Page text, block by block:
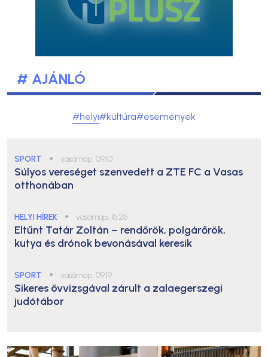
# AJÁNLÓ
#helyi#kultúra#események
SPORT ● vasárnap, 09:10
Súlyos vereséget szenvedett a ZTE FC a Vasas
otthonában
HELYI HÍREK ● vasárnap, 16:26
Eltűnt Tatár Zoltán – rendőrök, polgárőrök,
kutya és drónok bevonásával keresik
SPORT ● vasárnap, 09:19
Sikeres övvizsgával zárult a zalaegerszegi
judótábor